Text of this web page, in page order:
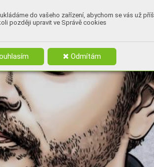
do vašeho zařízení, abychom se vás už
později upravit ve Správě cookies
Odmítám